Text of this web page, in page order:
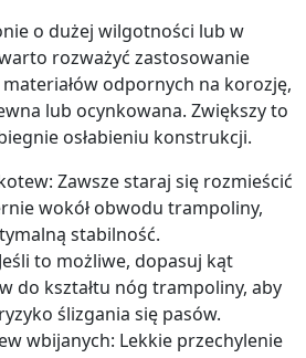
o dużej wilgotności lub w
rozważyć zastosowanie
odpornych na korozję,
lub ocynkowana. Zwiększy to
osłabieniu konstrukcji.
Zawsze staraj się rozmieścić
wokół obwodu trampoliny,
stabilność.
to możliwe, dopasuj kąt
do kształtu nóg trampoliny, aby
ślizgania się pasów.
wbijanych: Lekkie przechylenie